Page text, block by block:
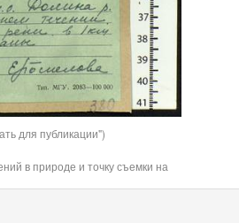
для публикации")
в природе и точку съемки на